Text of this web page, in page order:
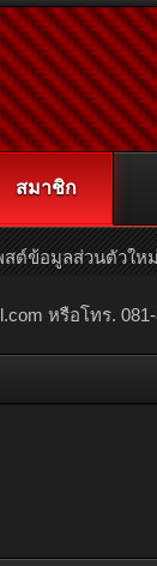
หรือโทร.
สมาชิก
สต์ข้อมูลส่วนตัวใหม่